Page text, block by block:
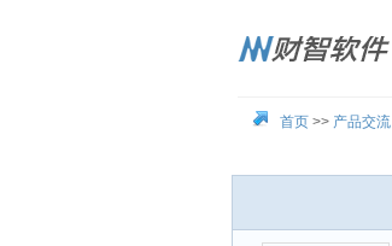
首页 >> 产品交流